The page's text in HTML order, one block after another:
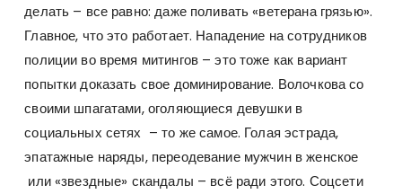
делать – все равно: даже поливать «ветерана грязью».
Главное, что это работает. Нападение на сотрудников
полиции во время митингов – это тоже как вариант
попытки доказать свое доминирование. Волочкова со
своими шпагатами, оголяющиеся девушки в
социальных сетях – то же самое. Голая эстрада,
эпатажные наряды, переодевание мужчин в женское
или «звездные» скандалы – всё ради этого. Соцсети